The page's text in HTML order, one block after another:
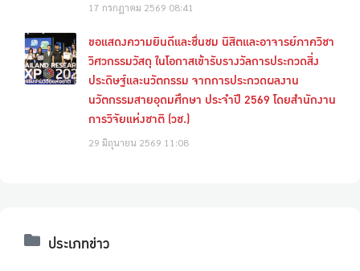
17 กรกฎาคม 2569 08:41
ขอแสดงความยินดีและชื่นชม นิสิตและอาจารย์ภาควิชา
วิศวกรรมวัสดุ ในโอกาสเข้ารับรางวัลการประกวดสิ่ง
ประดิษฐ์และนวัตกรรม จากการประกวดผลงาน
นวัตกรรมสายอุดมศึกษา ประจำปี 2569 โดยสำนักงาน
การวิจัยแห่งชาติ (วช.)
29 มิถุนายน 2569 11:08
ประเภทข่าว